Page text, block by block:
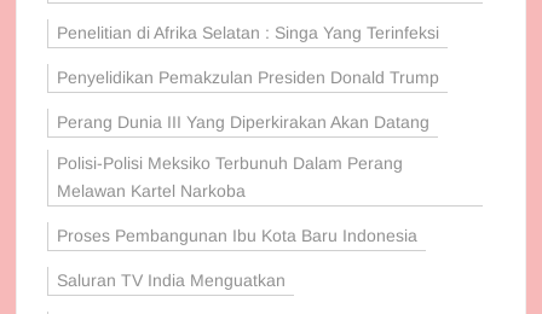
Penelitian di Afrika Selatan : Singa Yang Terinfeksi
Penyelidikan Pemakzulan Presiden Donald Trump
Perang Dunia III Yang Diperkirakan Akan Datang
Polisi-Polisi Meksiko Terbunuh Dalam Perang
Melawan Kartel Narkoba
Proses Pembangunan Ibu Kota Baru Indonesia
Saluran TV India Menguatkan